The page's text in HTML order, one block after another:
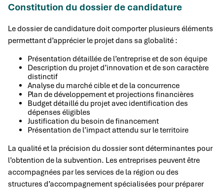
Constitution du dossier de candidature
Le dossier de candidature doit comporter plusieurs éléments
permettant d’apprécier le projet dans sa globalité :
Présentation détaillée de l’entreprise et de son équipe
Description du projet d’innovation et de son caractère
distinctif
Analyse du marché cible et de la concurrence
Plan de développement et projections financières
Budget détaillé du projet avec identification des
dépenses éligibles
Justification du besoin de financement
Présentation de l’impact attendu sur le territoire
La qualité et la précision du dossier sont déterminantes pour
l’obtention de la subvention. Les entreprises peuvent être
accompagnées par les services de la région ou des
structures d’accompagnement spécialisées pour préparer